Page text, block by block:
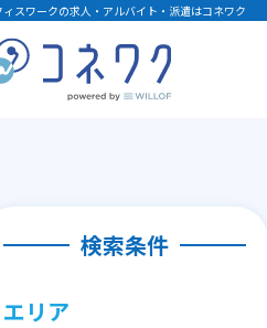
ィスワークの求人・アルバイト・派遣はコネワク
検索条件
エリア